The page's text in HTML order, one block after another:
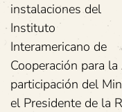
instalaciones del
Instituto
Interamericano de
Cooperación para
participación del
el Presidente de la